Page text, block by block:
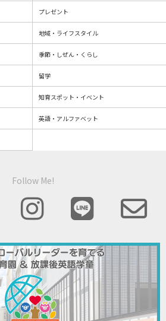
プレゼント
地域・ライフスタイル
季節・しぜん・くらし
留学
知育スポット・イベント
英語・アルファベット
Follow Me!